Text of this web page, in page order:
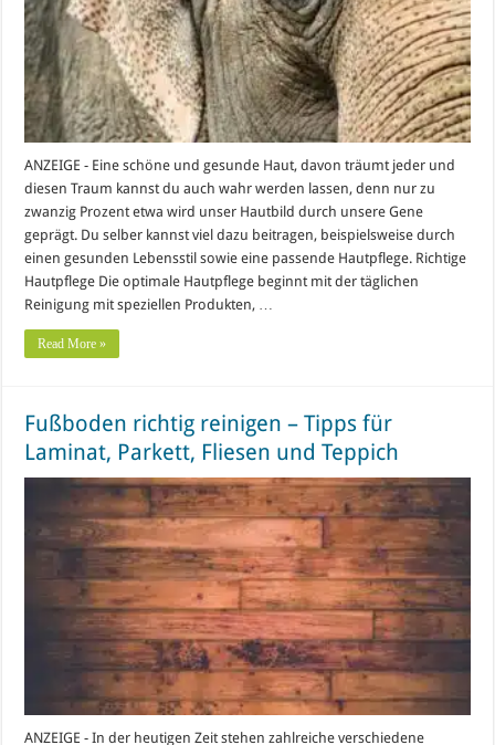
ANZEIGE - Eine schöne und gesunde Haut, davon träumt jeder und
diesen Traum kannst du auch wahr werden lassen, denn nur zu
zwanzig Prozent etwa wird unser Hautbild durch unsere Gene
geprägt. Du selber kannst viel dazu beitragen, beispielsweise durch
einen gesunden Lebensstil sowie eine passende Hautpflege. Richtige
Hautpflege Die optimale Hautpflege beginnt mit der täglichen
Reinigung mit speziellen Produkten, …
Read More »
Fußboden richtig reinigen – Tipps für
Laminat, Parkett, Fliesen und Teppich
ANZEIGE - In der heutigen Zeit stehen zahlreiche verschiedene